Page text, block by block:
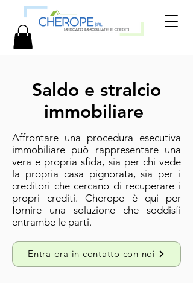
Saldo e stralcio
immobiliare
Affrontare una procedura esecutiva
immobiliare può rappresentare una
vera e propria sfida, sia per chi vede
la propria casa pignorata, sia per i
creditori che cercano di recuperare i
propri crediti. Cherope è qui per
fornire una soluzione che soddisfi
entrambe le parti.
Entra ora in contatto con noi